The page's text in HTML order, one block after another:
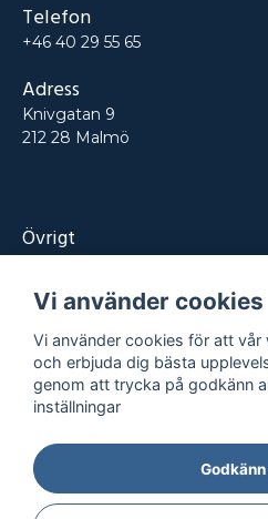
Telefon
+46 40 29 55 65
Adress
Knivgatan 9
212 28 Malmö
Övrigt
Tjänster
Kontakt
Projekt
Vi använder cookies
Vi använder cookies för att
och erbjuda dig bästa
genom att trycka på godkänn
inställningar